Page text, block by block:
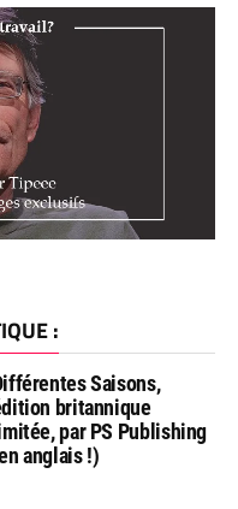
:
Saisons,
britannique
par PS Publishing
anglais !)